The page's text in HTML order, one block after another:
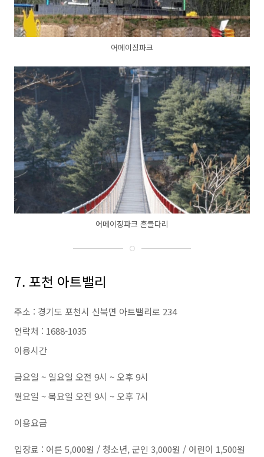
어메이징파크
어메이징파크 흔들다리
7. 포천 아트밸리
주소 : 경기도 포천시 신북면 아트밸리로 234
연락처 : 1688-1035
이용시간
금요일 ~ 일요일 오전 9시 ~ 오후 9시
월요일 ~ 목요일 오전 9시 ~ 오후 7시
이용요금
입장료 : 어른 5,000원 / 청소년, 군인 3,000원 / 어린이 1,500원